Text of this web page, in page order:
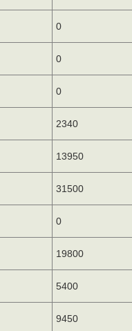
0
0
0
2340
13950
31500
0
19800
5400
9450